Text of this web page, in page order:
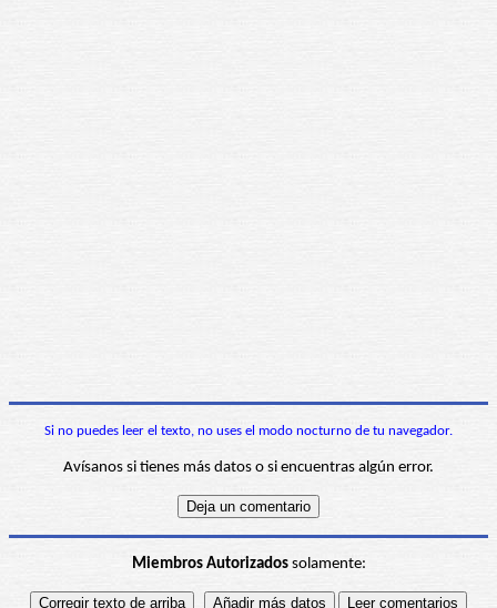
Si no puedes leer el texto, no uses el modo nocturno de tu navegador.
Avísanos si tienes más datos o si encuentras algún error.
Miembros Autorizadossolamente: